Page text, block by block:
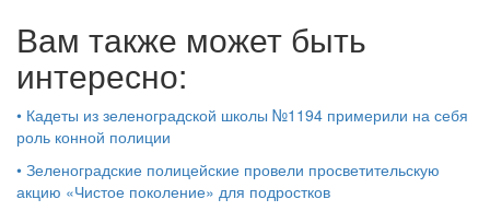
Вам также может быть
интересно:
• Кадеты из зеленоградской школы №1194 примерили на себя
роль конной полиции
• Зеленоградские полицейские провели просветительскую
акцию «Чистое поколение» для подростков